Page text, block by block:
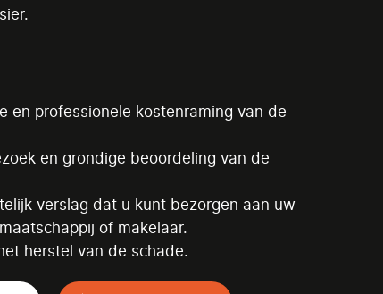
en professionele kostenraming van de
en grondige beoordeling van de
verslag dat u kunt bezorgen aan uw
of makelaar.
herstel van de schade.